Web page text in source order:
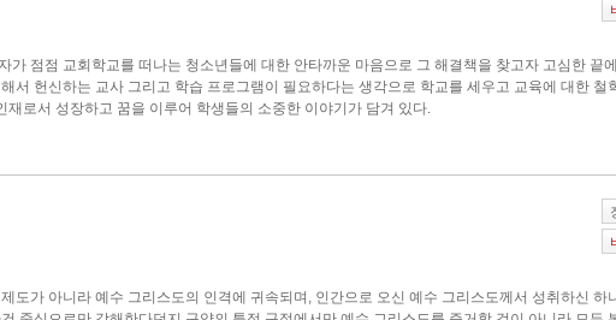
가 점점 교회학교를 떠나는 청소년들에 대한 안타까운 마음으로 그 해결책을 찾고자 고심한 끝
서 헌신하는 교사 그리고 학습 프로그램이 필요하다는 생각으로 학교를 세우고 교육에 대한 철
로서 성장하고 꿈을 이루어 학생들의 소중한 이야기가 담겨 있다.
도가 아니라 예수 그리스도의 인격에 귀속되며, 인간으로 오신 예수 그리스도께서 성취하신 하